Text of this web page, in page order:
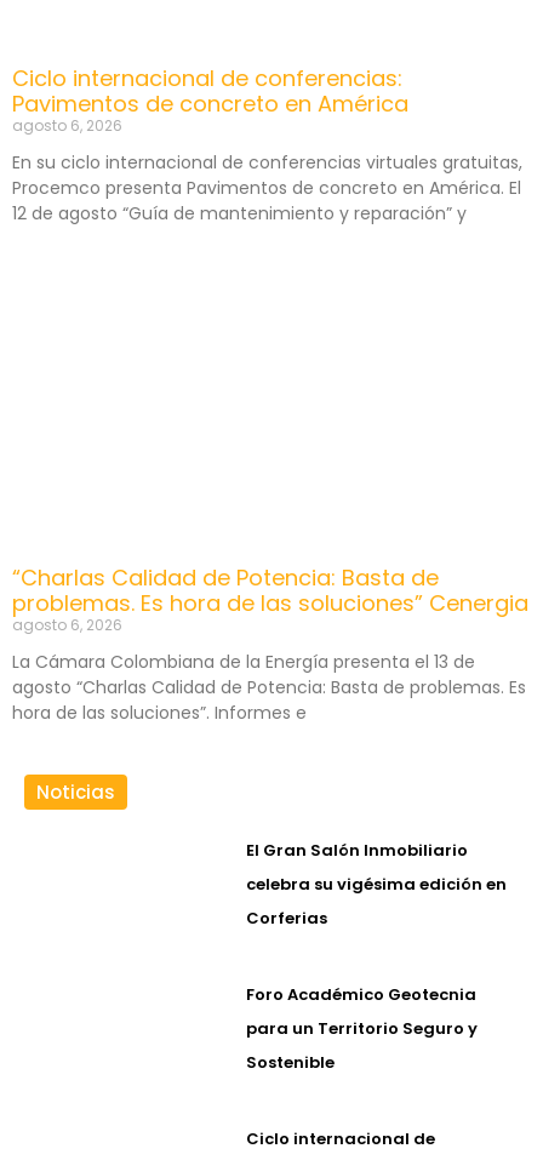
Ciclo internacional de conferencias:
Pavimentos de concreto en América
agosto 6, 2026
En su ciclo internacional de conferencias virtuales gratuitas,
Procemco presenta Pavimentos de concreto en América. El
12 de agosto “Guía de mantenimiento y reparación” y
“Charlas Calidad de Potencia: Basta de
problemas. Es hora de las soluciones” Cenergia
agosto 6, 2026
La Cámara Colombiana de la Energía presenta el 13 de
agosto “Charlas Calidad de Potencia: Basta de problemas. Es
hora de las soluciones”. Informes e
Noticias
El Gran Salón Inmobiliario
celebra su vigésima edición en
Corferias
Foro Académico Geotecnia
para un Territorio Seguro y
Sostenible
Ciclo internacional de